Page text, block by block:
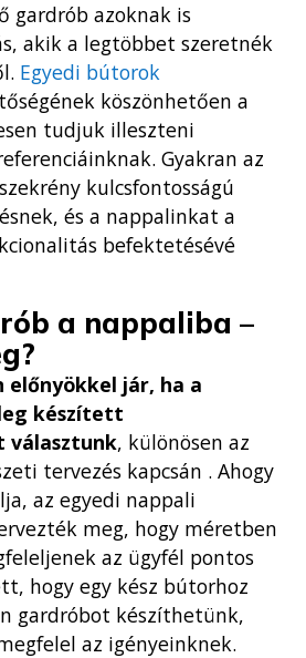
gardrób azoknak is
akik a legtöbbet szeretnék
Egyedi bútorok
köszönhetően a
tudjuk illeszteni
Gyakran az
kulcsfontosságú
és a nappalinkat a
befektetésévé
a nappaliba –
előnyökkel jár, ha a
készített
választunk, különösen az
tervezés kapcsán . Ahogy
az egyedi nappali
meg, hogy méretben
az ügyfél pontos
hogy egy kész bútorhoz
gardróbot készíthetünk,
az igényeinknek.